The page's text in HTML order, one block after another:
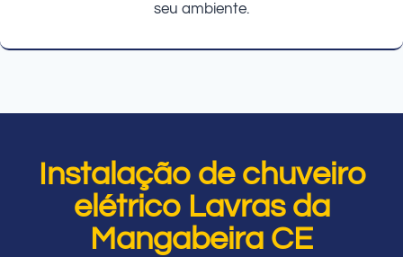
seu ambiente.
Instalação de chuveiro
elétrico Lavras da
Mangabeira CE